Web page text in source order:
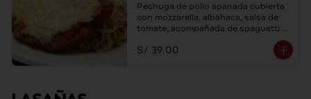
Pechuga de pollo apanada cubierta
con mozzarella, albahaca, salsa de
tomate, acompañada de spaguetti al
S/ 39.00